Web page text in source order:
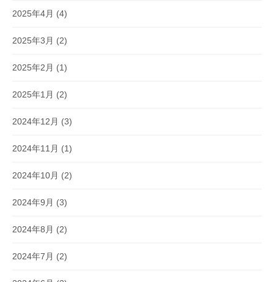
2025年4月 (4)
2025年3月 (2)
2025年2月 (1)
2025年1月 (2)
2024年12月 (3)
2024年11月 (1)
2024年10月 (2)
2024年9月 (3)
2024年8月 (2)
2024年7月 (2)